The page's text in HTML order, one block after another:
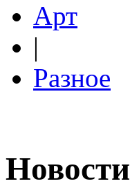
Арт
|
Разное
Новости